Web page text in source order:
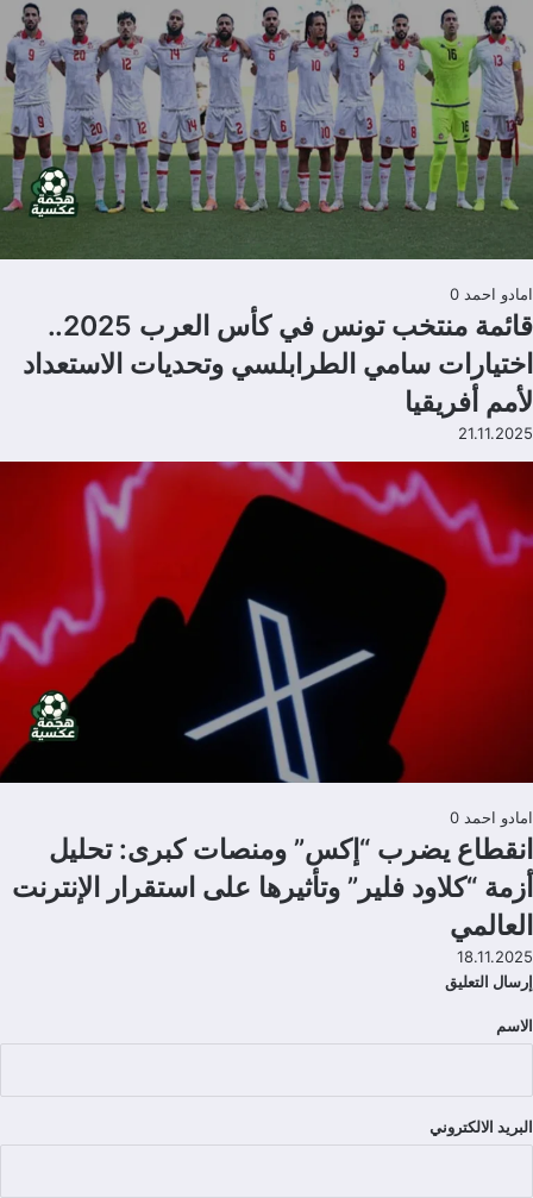
امادو احمد 0
قائمة منتخب تونس في كأس العرب 2025..
اختيارات سامي الطرابلسي وتحديات الاستعداد
لأمم أفريقيا
21.11.2025
امادو احمد 0
انقطاع يضرب “إكس” ومنصات كبرى: تحليل
أزمة “كلاود فلير” وتأثيرها على استقرار الإنترنت
العالمي
18.11.2025
إرسال التعليق
تعليقات
الاسم
البريد الالكتروني